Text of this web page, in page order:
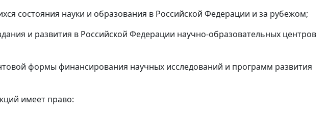
состояния науки и образования в Российской Федерации и за рубежом;
и развития в Российской Федерации научно-образовательных центров
формы финансирования научных исследований и программ развития
имеет право: